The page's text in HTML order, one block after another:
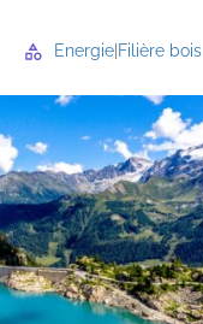
Energie Filière bois